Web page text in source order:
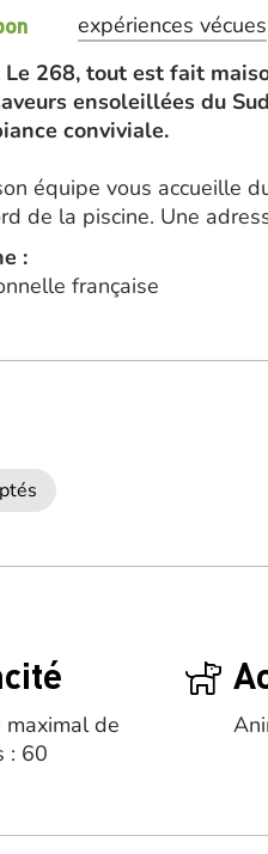
expériences vécues
268, tout est fait
ensoleillées du
conviviale.
équipe vous accueille
de la piscine. Une
:
française
maximal de
: 60